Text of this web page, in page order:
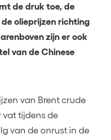
de druk toe, de
olieprijzen richting
zijn er ook
van de Chinese
van Brent crude
vat tijdens de
van de onrust in de